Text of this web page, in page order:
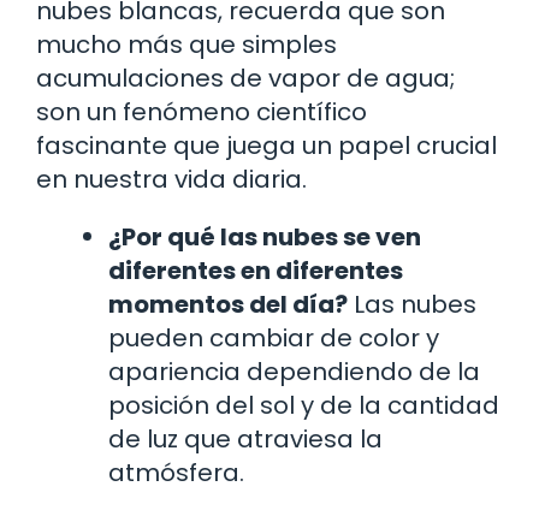
nubes blancas, recuerda que son
mucho más que simples
acumulaciones de vapor de agua;
son un fenómeno científico
fascinante que juega un papel crucial
en nuestra vida diaria.
¿Por qué las nubes se ven
diferentes en diferentes
momentos del día? Las nubes
pueden cambiar de color y
apariencia dependiendo de la
posición del sol y de la cantidad
de luz que atraviesa la
atmósfera.